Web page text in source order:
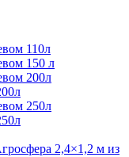
110л
150 л
200л
250л
2,4×1,2 м из